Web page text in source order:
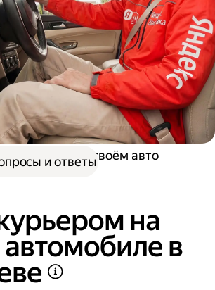
Работа на своём авто
на
в
и ответы